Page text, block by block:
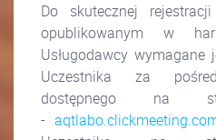
Do skutecznej
opublikowanym w
Usługodawcy
Uczestnika za
dostępnego na
-